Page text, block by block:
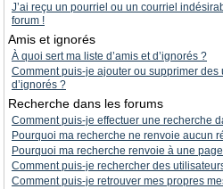
J’ai reçu un pourriel ou un courriel
forum !
Amis et ignorés
À quoi sert ma liste d’amis et d’ignorés ?
Comment puis-je ajouter ou supprimer des
d’ignorés ?
Recherche dans les forums
Comment puis-je effectuer une recherche
Pourquoi ma recherche ne renvoie aucun
Pourquoi ma recherche renvoie à une
Comment puis-je rechercher des
Comment puis-je retrouver mes propres